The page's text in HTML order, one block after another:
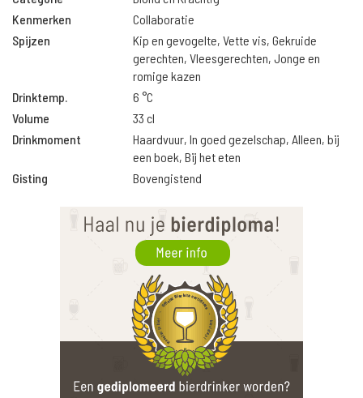
Kenmerken
Collaboratie
Spijzen
Kip en gevogelte, Vette vis, Gekruide
gerechten, Vleesgerechten, Jonge en
romige kazen
Drinktemp.
6 °C
Volume
33 cl
Drinkmoment
Haardvuur, In goed gezelschap, Alleen, bij
een boek, Bij het eten
Gisting
Bovengistend